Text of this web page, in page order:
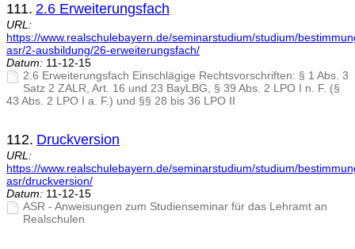
111. 2.6 Erweiterungsfach
URL:
https://www.realschulebayern.de/seminarstudium/studium/
asr/2-ausbildung/26-erweiterungsfach/
Datum: 11-12-15
2.6 Erweiterungsfach Einschlägige Rechtsvorschriften: § 1 Abs. 3
Satz 2 ZALR, Art. 16 und 23 BayLBG, § 39 Abs. 2 LPO I n. F. (§
43 Abs. 2 LPO I a. F.) und §§ 28 bis 36 LPO II
112. Druckversion
URL:
https://www.realschulebayern.de/seminarstudium/studium/
asr/druckversion/
Datum: 11-12-15
ASR - Anweisungen zum Studienseminar für das Lehramt an
Realschulen